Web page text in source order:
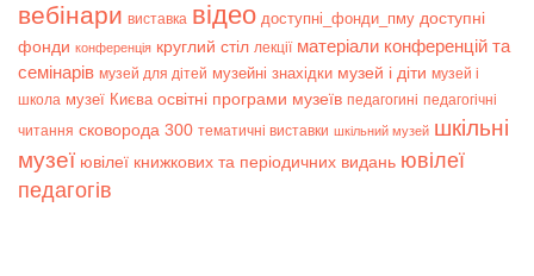
вебінари виставка відео доступні_фонди_пму доступні
фонди конференція круглий стіл лекції матеріали конференцій та
семінарів музей для дітей музейні знахідки музей і діти музей і
школа музеї Києва освітні програми музеїв педагогині педагогічні
читання сковорода 300 тематичні виставки шкільний музей шкільні
музеї ювілеї книжкових та періодичних видань ювілеї
педагогів